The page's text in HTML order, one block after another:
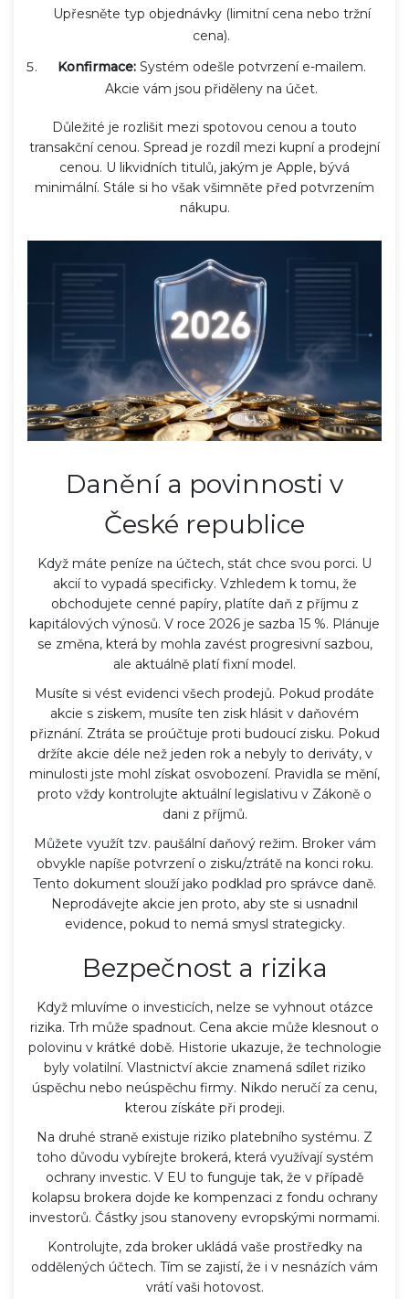
Upřesněte typ objednávky (limitní cena nebo tržní
cena).
Konfirmace:Systém odešle potvrzení e-mailem.
Akcie vám jsou přiděleny na účet.
Důležité je rozlišit mezi spotovou cenou a touto
transakční cenou. Spread je rozdíl mezi kupní a prodejní
cenou. U likvidních titulů, jakým je Apple, bývá
minimální. Stále si ho však všimněte před potvrzením
nákupu.
Danění a povinnosti v
České republice
Když máte peníze na účtech, stát chce svou porci. U
akcií to vypadá specificky. Vzhledem k tomu, že
obchodujete cenné papíry, platíte daň z příjmu z
kapitálových výnosů. V roce 2026 je sazba 15 %. Plánuje
se změna, která by mohla zavést progresivní sazbou,
ale aktuálně platí fixní model.
Musíte si vést evidenci všech prodejů. Pokud prodáte
akcie s ziskem, musíte ten zisk hlásit v daňovém
přiznání. Ztráta se proúčtuje proti budoucí zisku. Pokud
držíte akcie déle než jeden rok a nebyly to deriváty, v
minulosti jste mohl získat osvobození. Pravidla se mění,
proto vždy kontrolujte aktuální legislativu v Zákoně o
dani z příjmů.
Můžete využít tzv. paušální daňový režim. Broker vám
obvykle napíše potvrzení o zisku/ztrátě na konci roku.
Tento dokument slouží jako podklad pro správce daně.
Neprodávejte akcie jen proto, aby ste si usnadnil
evidence, pokud to nemá smysl strategicky.
Bezpečnost a rizika
Když mluvíme o investicích, nelze se vyhnout otázce
rizika. Trh může spadnout. Cena akcie může klesnout o
polovinu v krátké době. Historie ukazuje, že technologie
byly volatilní. Vlastnictví akcie znamená sdílet riziko
úspěchu nebo neúspěchu firmy. Nikdo neručí za cenu,
kterou získáte při prodeji.
Na druhé straně existuje riziko platebního systému. Z
toho důvodu vybírejte brokerá, která využívají systém
ochrany investic. V EU to funguje tak, že v případě
kolapsu brokera dojde ke kompenzaci z fondu ochrany
investorů. Částky jsou stanoveny evropskými normami.
Kontrolujte, zda broker ukládá vaše prostředky na
oddělených účtech. Tím se zajistí, že i v nesnázích vám
vrátí vaši hotovost.